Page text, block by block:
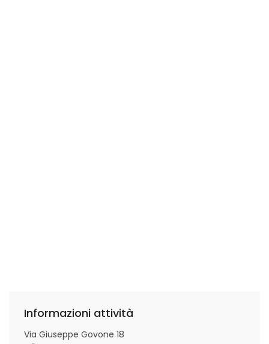
Informazioni attività
Via Giuseppe Govone 18